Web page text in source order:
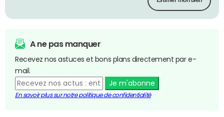
A ne pas manquer
Recevez nos astuces et bons plans directement par e-
mail.
Je m'abonne
En savoir plus sur notre politique de confidentialité